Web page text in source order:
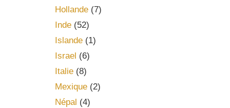
Hollande(7)
Inde(52)
Islande(1)
Israel (6)
Italie(8)
Mexique(2)
Népal (4)